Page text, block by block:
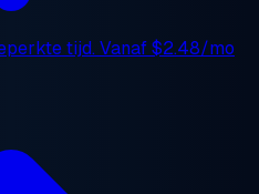
tijd. Vanaf$2.48/mo